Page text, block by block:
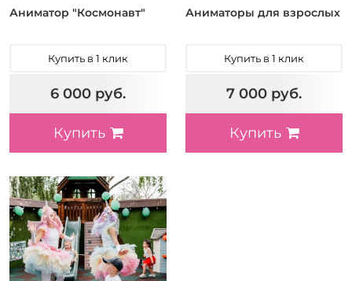
Аниматор "Космонавт"
Купить в 1 клик
6 000 руб.
Купить
Аниматоры для взрослых
Купить в 1 клик
7 000 руб.
Купить